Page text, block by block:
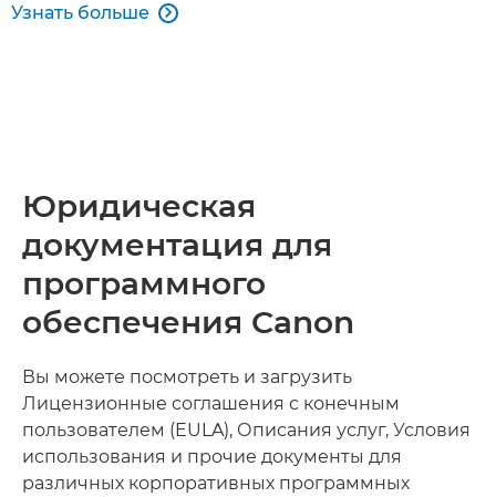
Узнать больше 
Юридическая
документация для
программного
обеспечения Canon
Вы можете посмотреть и загрузить
Лицензионные соглашения с конечным
пользователем (EULA), Описания услуг, Условия
использования и прочие документы для
различных корпоративных программных